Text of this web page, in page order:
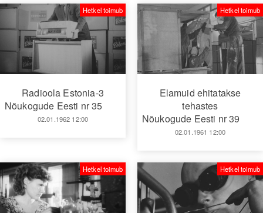
Radioola Estonia-3
Nõukogude Eesti nr 35
02.01.1962 12:00
Hetkel toimub
Elamuid ehitatakse
tehastes
Nõukogude Eesti nr 39
02.01.1961 12:00
Hetkel toimub
Hetkel toimub Hetkel toimub